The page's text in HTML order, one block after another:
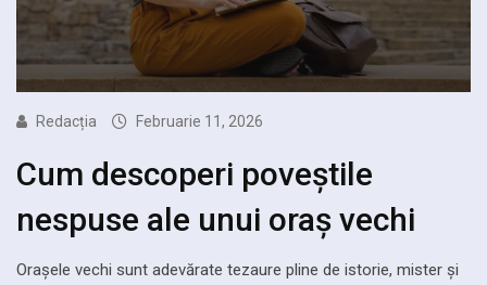
Redacția Februarie 11, 2026
Cum descoperi poveștile
nespuse ale unui oraș vechi
Orașele vechi sunt adevărate tezaure pline de istorie, mister și